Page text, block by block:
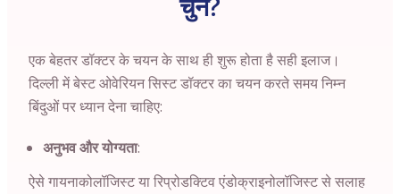
एक बेहतर डॉक्टर के चयन के साथ ही शुरू होता है सही इलाज।
दिल्ली में बेस्ट ओवेरियन सिस्ट डॉक्टर का चयन करते समय निम्न
बिंदुओं पर ध्यान देना चाहिए:
अनुभव और योग्यता:
ऐसे गायनाकोलॉजिस्ट या रिप्रोडक्टिव एंडोक्राइनोलॉजिस्ट से सलाह